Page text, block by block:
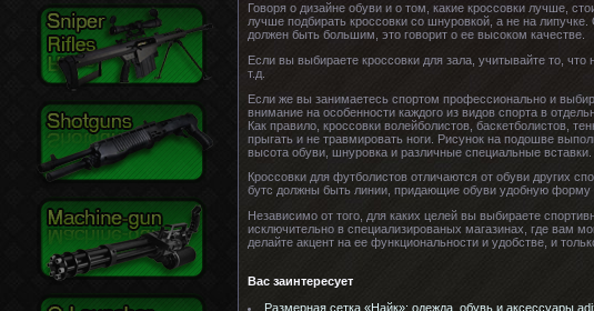
Говоря о дизайне обуви и о том, какие кроссовки лучше,
лучше подбирать кроссовки со шнуровкой, а не на
должен быть большим, это говорит о ее высоком качестве.
Если вы выбираете кроссовки для зала, учитывайте то,
т.д.
Если же вы занимаетесь спортом профессионально и
внимание на особенности каждого из видов спорта в
Как правило, кроссовки волейболистов, баскетболистов,
прыгать и не травмировать ноги. Рисунок на подошве
высота обуви, шнуровка и различные специальные вставки.
Кроссовки для футболистов отличаются от обуви других
бутс должны быть линии, придающие обуви удобную
Независимо от того, для каких целей вы выбираете
исключительно в специализированых магазинах, где вам
делайте акцент на ее функциональности и удобстве, и
Вас заинтересует
Размерная сетка «Найк»: одежда, обувь и аксессуары